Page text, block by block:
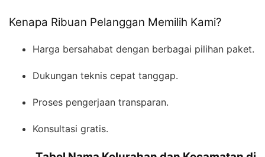
Kenapa Ribuan Pelanggan Memilih Kami?
Harga bersahabat dengan berbagai pilihan paket.
Dukungan teknis cepat tanggap.
Proses pengerjaan transparan.
Konsultasi gratis.